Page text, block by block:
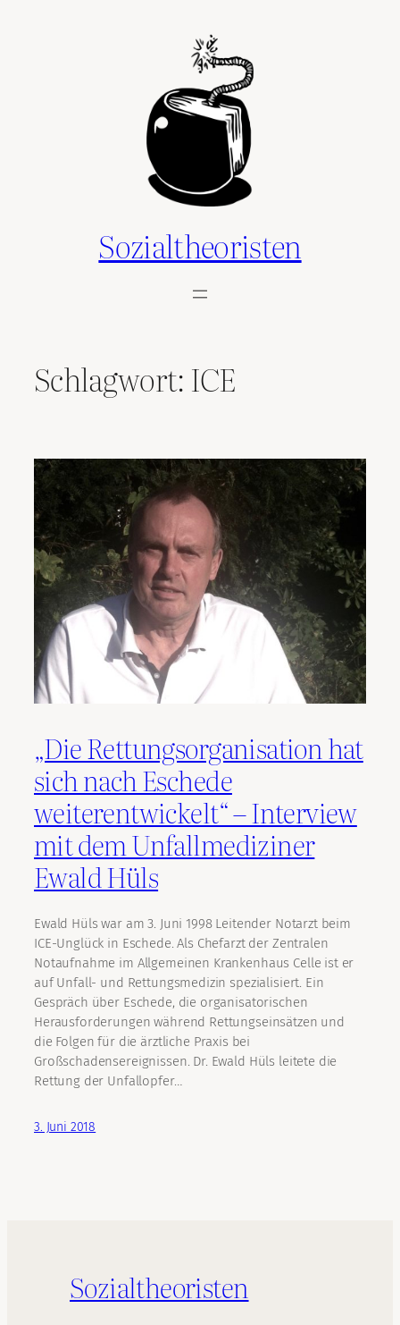
Sozialtheoristen
Schlagwort: ICE
„Die Rettungsorganisation hat
sich nach Eschede
weiterentwickelt“ – Interview
mit dem Unfallmediziner
Ewald Hüls
Ewald Hüls war am 3. Juni 1998 Leitender Notarzt beim
ICE-Unglück in Eschede. Als Chefarzt der Zentralen
Notaufnahme im Allgemeinen Krankenhaus Celle ist er
auf Unfall- und Rettungsmedizin spezialisiert. Ein
Gespräch über Eschede, die organisatorischen
Herausforderungen während Rettungseinsätzen und
die Folgen für die ärztliche Praxis bei
Großschadensereignissen. Dr. Ewald Hüls leitete die
Rettung der Unfallopfer…
3. Juni 2018
Sozialtheoristen